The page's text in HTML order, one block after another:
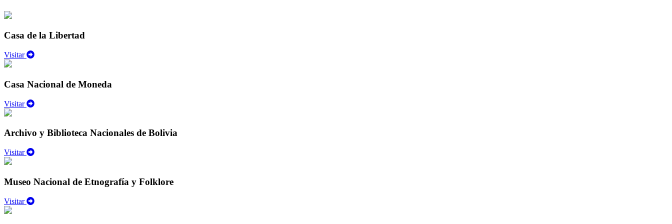
Casa de la Libertad
Visitar
Casa Nacional de Moneda
Visitar
Archivo y Biblioteca Nacionales de Bolivia
Visitar
Museo Nacional de Etnografía y Folklore
Visitar